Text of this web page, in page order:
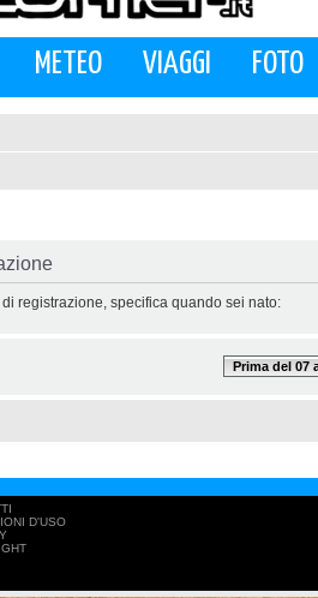
METEO VIAGGI FOTO
registrazione, specifica quando sei nato:
Prima del 07
D'USO